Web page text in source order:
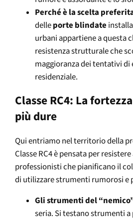
Perché è la scelta
delleporte blindate
urbani appartiene a questa
resistenza strutturale che
maggioranza dei tentativi di
residenziale.
Classe RC4: La
più dure
Qui entriamo nel territorio della
Classe RC4 è pensata per
professionisti che pianificano il
di utilizzare strumenti rumorosi e
Gli strumenti del
seria. Si testano strumenti a